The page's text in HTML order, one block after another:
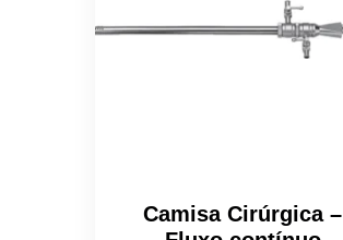
Camisa Cirúrgica –